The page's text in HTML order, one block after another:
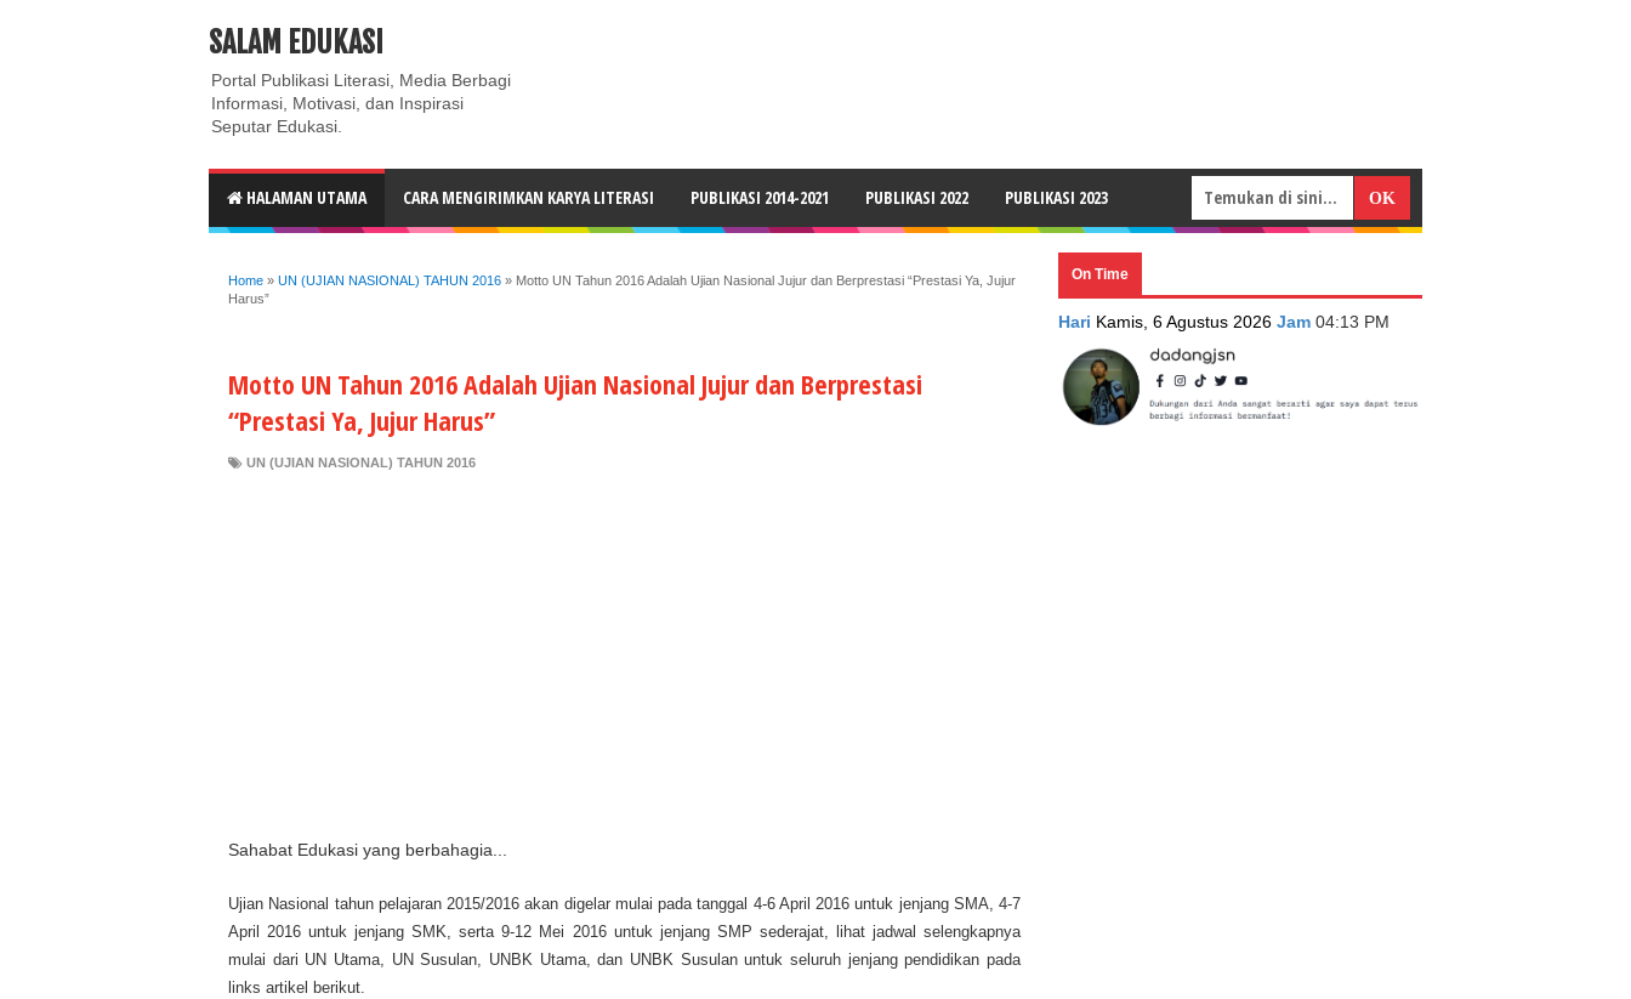
ABOUT CONTACT US
SALAM EDUKASI
Portal Publikasi Literasi, Media Berbagi
Informasi, Motivasi, dan Inspirasi
Seputar Edukasi.
HALAMAN UTAMA CARA MENGIRIMKAN KARYA LITERASI PUBLIKASI 2014-2021 PUBLIKASI 2022 PUBLIKASI 2023
Home » UN (UJIAN NASIONAL) TAHUN 2016 » Motto UN Tahun 2016 Adalah Ujian Nasional Jujur dan Berprestasi “Prestasi Ya, Jujur
Harus”
Motto UN Tahun 2016 Adalah Ujian Nasional Jujur dan Berprestasi
“Prestasi Ya, Jujur Harus”
UN (UJIAN NASIONAL) TAHUN 2016
Sahabat Edukasi yang berbahagia...
Ujian Nasional tahun pelajaran 2015/2016 akan digelar mulai pada tanggal 4-6 April 2016 untuk jenjang SMA, 4-7
April 2016 untuk jenjang SMK, serta 9-12 Mei 2016 untuk jenjang SMP sederajat, lihat jadwal selengkapnya
mulai dari UN Utama, UN Susulan, UNBK Utama, dan UNBK Susulan untuk seluruh jenjang pendidikan pada
links artikel berikut.
On Time
Hari Kamis, 6 Agustus 2026 Jam 04:13 PM